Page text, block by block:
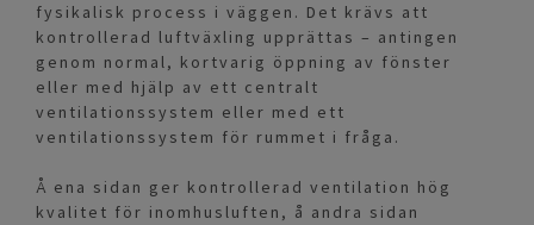
fysikalisk process i väggen. Det krävs att
kontrollerad luftväxling upprättas – antingen
genom normal, kortvarig öppning av fönster
eller med hjälp av ett centralt
ventilationssystem eller med ett
ventilationssystem för rummet i fråga.
Å ena sidan ger kontrollerad ventilation hög
kvalitet för inomhusluften, å andra sidan